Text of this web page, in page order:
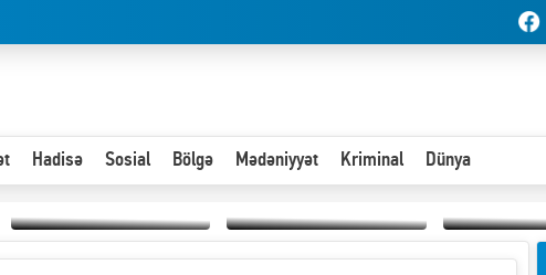
Hadisə Sosial Bölgə Mədəniyyət Kriminal Dünya